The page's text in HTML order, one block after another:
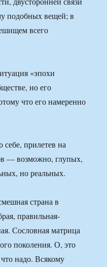
подобных вещей; в
всего
«эпохи
но его
что его намеренно
себе, прилетев на
— возможно, глупых,
но реальных.
страна в
правильная-
Сословная матрица
поколения. О, это
надо. Всякому